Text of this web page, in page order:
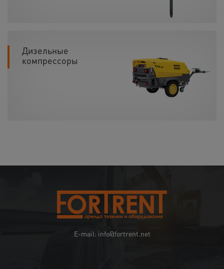
Дизельные
компрессоры
E-mail: info@fortrent.net